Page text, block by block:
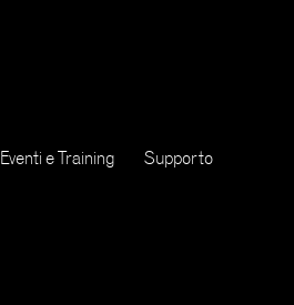
Eventi e Training
Supporto